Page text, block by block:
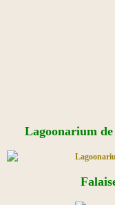
Lagoonarium